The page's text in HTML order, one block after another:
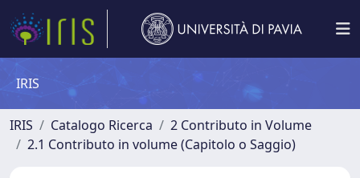
IRIS
IRIS Catalogo Ricerca
2 Contributo in Volume
2.1 Contributo in volume (Capitolo o Saggio)